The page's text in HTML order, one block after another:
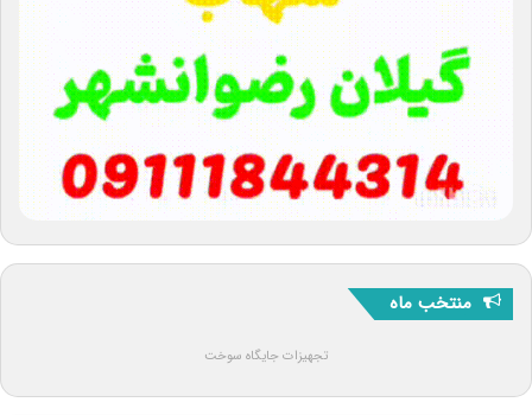
منتخب ماه
تجهیزات جایگاه سوخت